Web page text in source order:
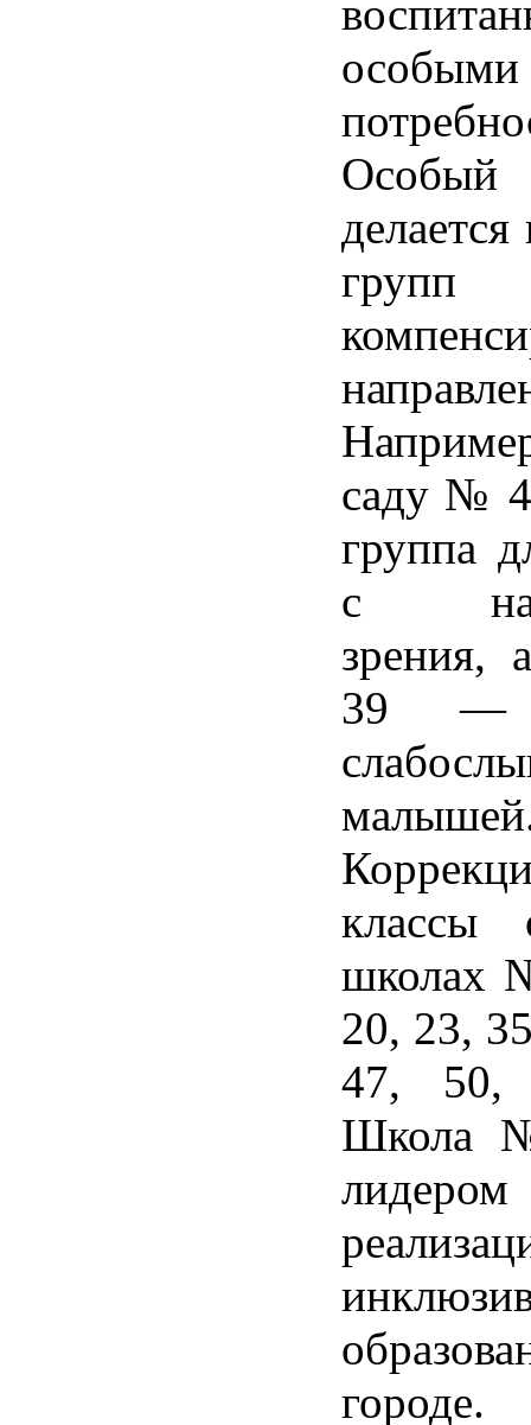
особыми
групп
саду №
группа
с
39 —
классы
школах
20, 23,
47,
Школа